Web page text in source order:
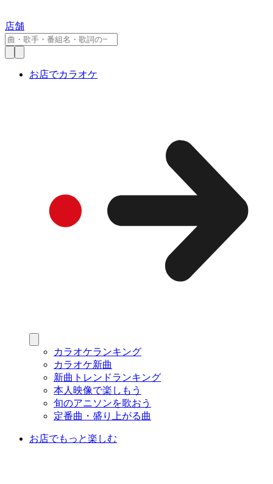
店舗
お店でカラオケ
カラオケランキング
カラオケ新曲
新曲トレンドランキング
本人映像で楽しもう
旬のアニソンを歌おう
定番曲・盛り上がる曲
お店でもっと楽しむ